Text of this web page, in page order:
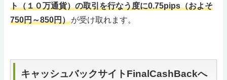
ト（１０万通貨）の取引を行なう度に0.75pips（およそ
750円～850円）が受け取れます。
キャッシュバックサイトFinalCashBackへ